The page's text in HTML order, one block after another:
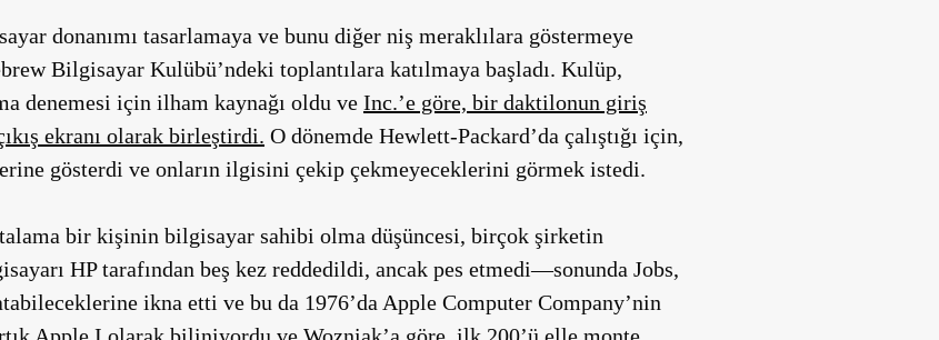
donanımı tasarlamaya ve bunu diğer niş meraklılara göstermeye
Bilgisayar Kulübü’ndeki toplantılara katılmaya başladı. Kulüp,
denemesi için ilham kaynağı oldu ve Inc.’e göre, bir daktilonun giriş
ekranı olarak birleştirdi. O dönemde Hewlett-Packard’da çalıştığı için,
gösterdi ve onların ilgisini çekip çekmeyeceklerini görmek istedi.
bir kişinin bilgisayar sahibi olma düşüncesi, birçok şirketin
HP tarafından beş kez reddedildi, ancak pes etmedi—sonunda Jobs,
ikna etti ve bu da 1976’da Apple Computer Company’nin